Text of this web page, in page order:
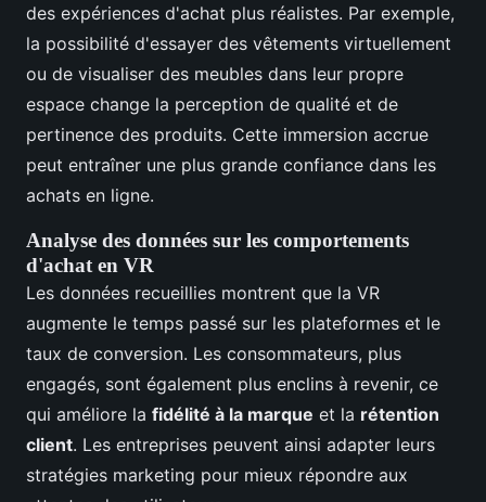
des expériences d'achat plus réalistes. Par exemple,
la possibilité d'essayer des vêtements virtuellement
ou de visualiser des meubles dans leur propre
espace change la perception de qualité et de
pertinence des produits. Cette immersion accrue
peut entraîner une plus grande confiance dans les
achats en ligne.
Analyse des données sur les comportements
d'achat en VR
Les données recueillies montrent que la VR
augmente le temps passé sur les plateformes et le
taux de conversion. Les consommateurs, plus
engagés, sont également plus enclins à revenir, ce
qui améliore la fidélité à la marque et la rétention
client. Les entreprises peuvent ainsi adapter leurs
stratégies marketing pour mieux répondre aux